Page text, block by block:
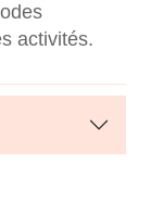
activités.